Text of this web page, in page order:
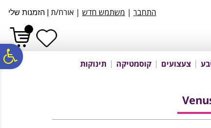
נגישות
אתר
המרכזי
התחבר | משתמש חדש | אורח/ת הזמנות שלי
צעצועים קוסמטיקה תינוקות